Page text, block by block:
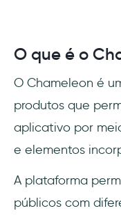
O que é o
O Chameleon é
produtos que
aplicativo por
e elementos
A plataforma
públicos com